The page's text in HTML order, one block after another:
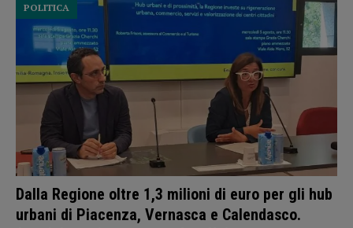
Dalla Regione oltre 1,3 milioni di euro per gli hub
urbani di Piacenza, Vernasca e Calendasco.
POLITICA